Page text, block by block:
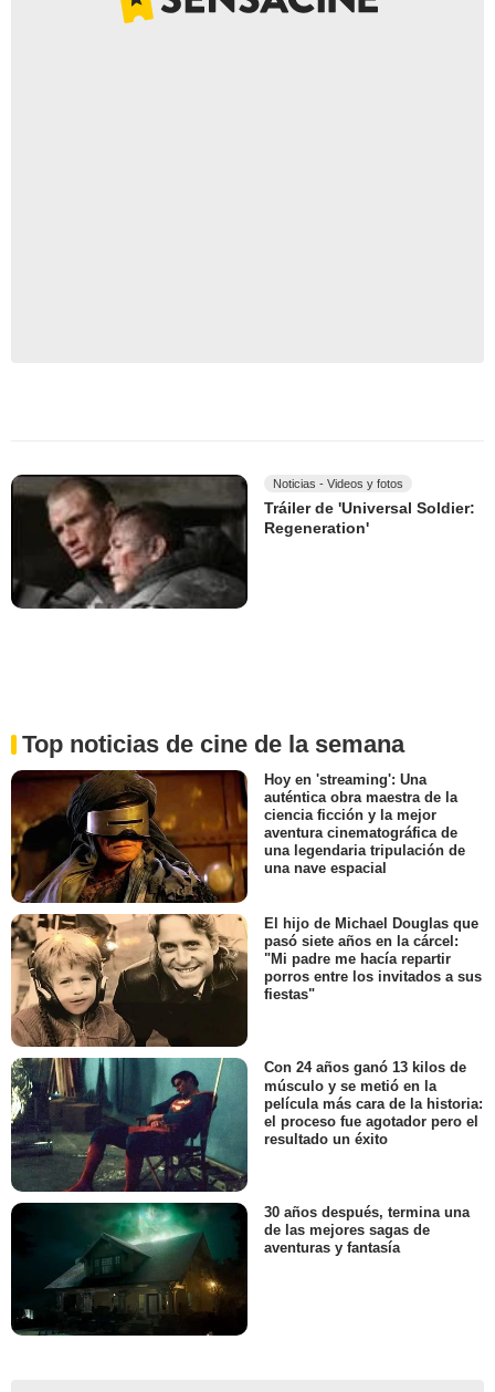
Noticias - Videos y fotos
Tráiler de 'Universal Soldier:
Regeneration'
Top noticias de cine de la semana
Hoy en 'streaming': Una
auténtica obra maestra de la
ciencia ficción y la mejor
aventura cinematográfica de
una legendaria tripulación de
una nave espacial
El hijo de Michael Douglas que
pasó siete años en la cárcel:
"Mi padre me hacía repartir
porros entre los invitados a sus
fiestas"
Con 24 años ganó 13 kilos de
músculo y se metió en la
película más cara de la historia:
el proceso fue agotador pero el
resultado un éxito
30 años después, termina una
de las mejores sagas de
aventuras y fantasía